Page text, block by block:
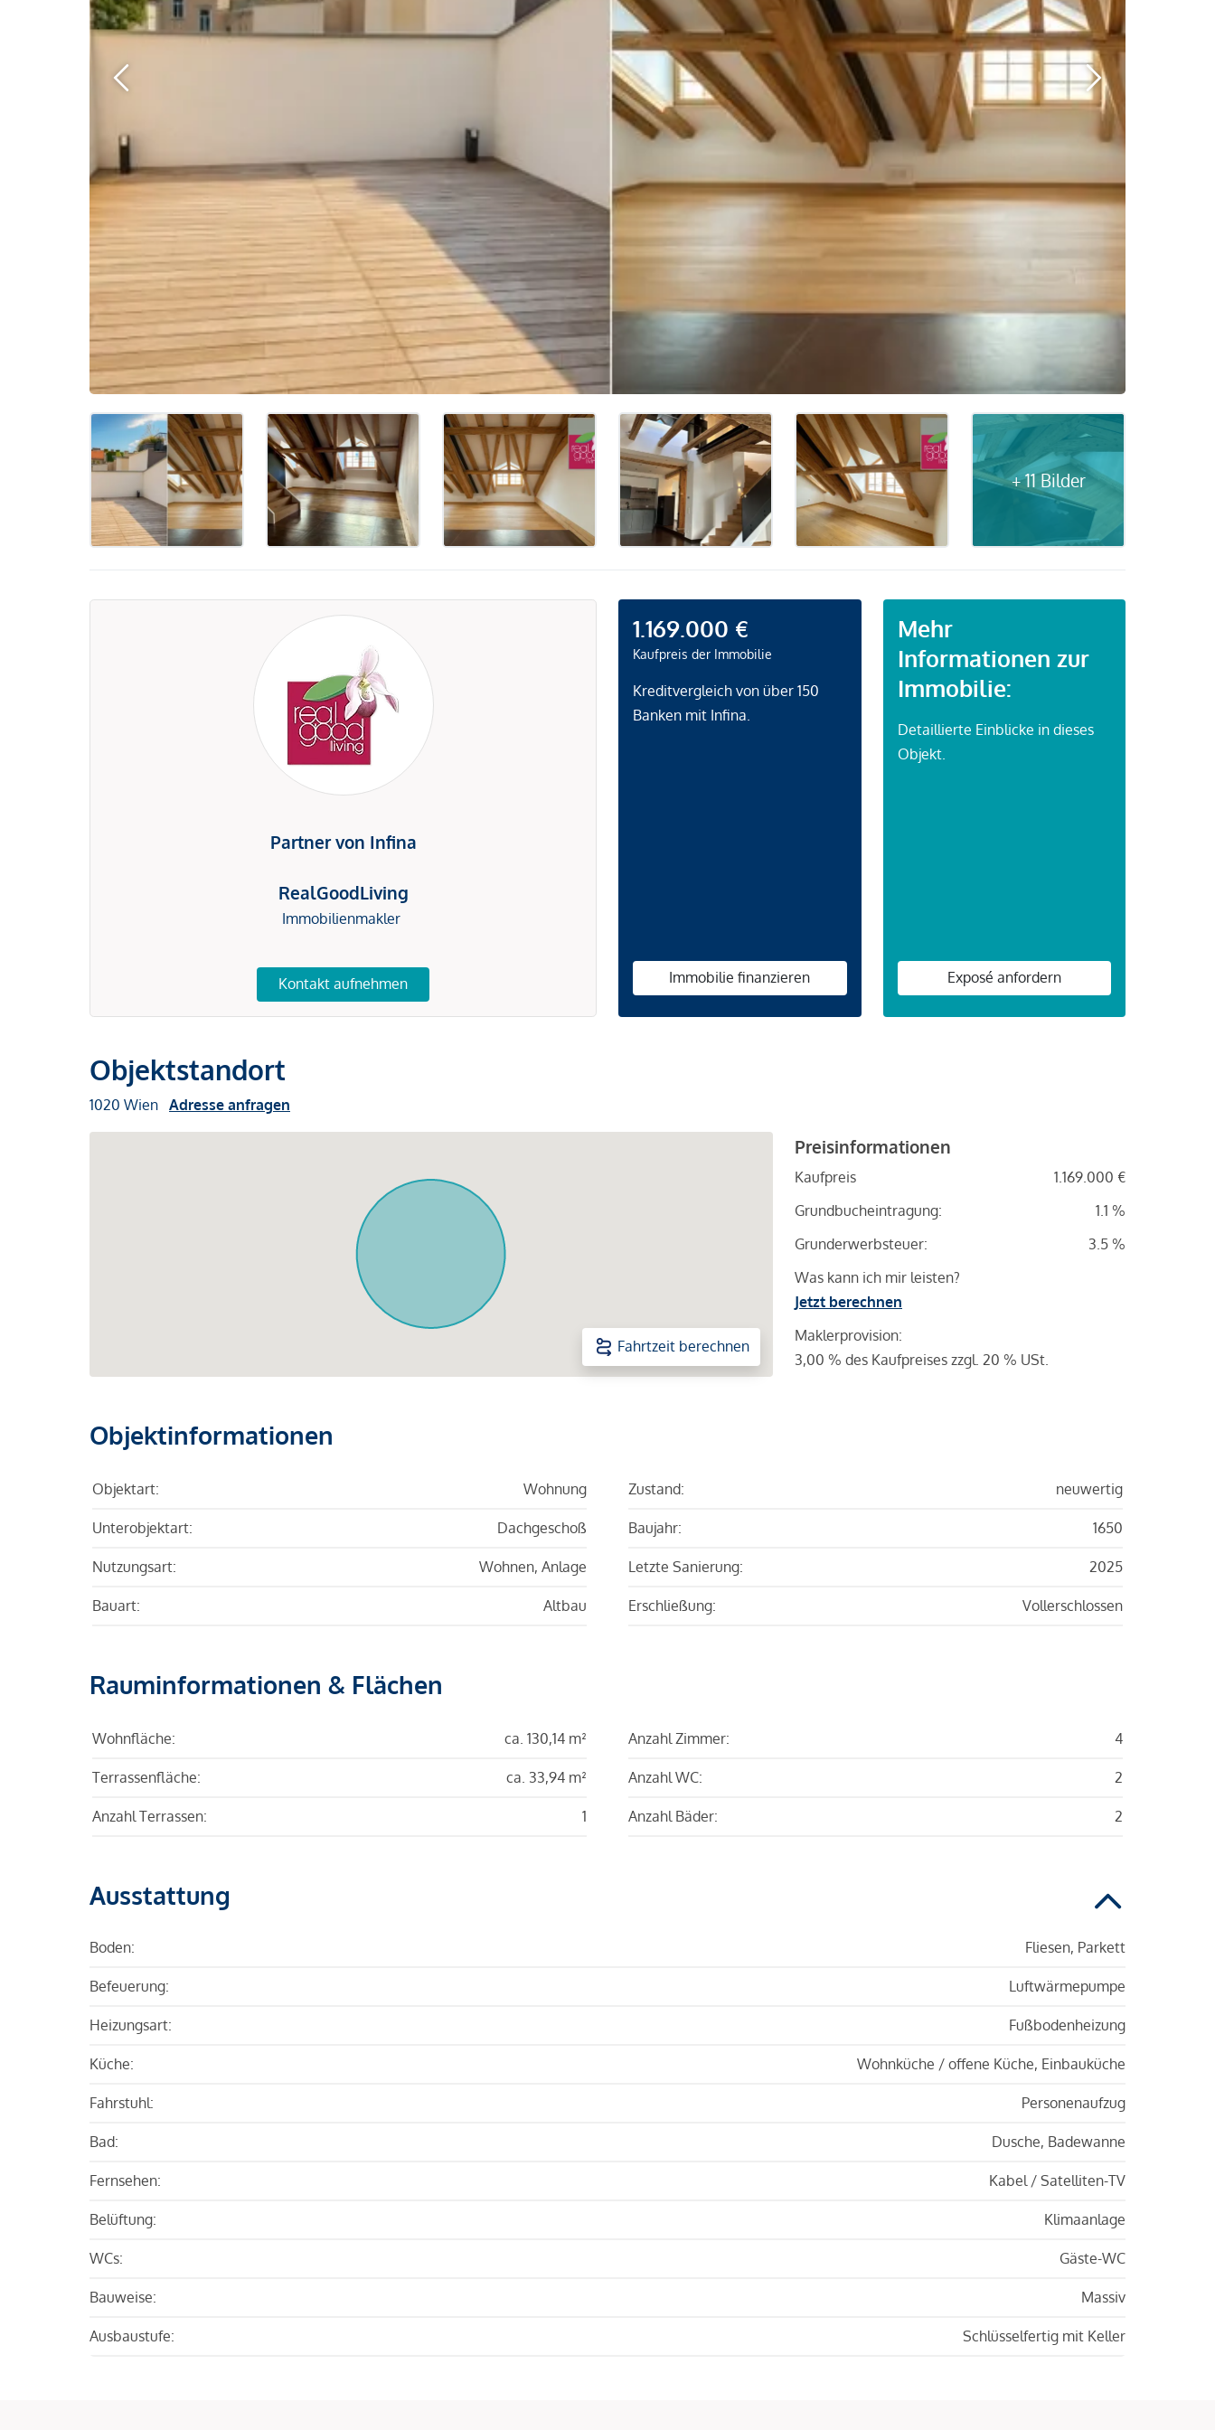
+ 11 Bilder
Partner von Infina
RealGoodLiving
Immobilienmakler
Kontakt aufnehmen
1.169.000 €
Kaufpreis der Immobilie
Kreditvergleich von über 150
Banken mit Infina.
Immobilie finanzieren
Mehr
Informationen zur
Immobilie:
Detaillierte Einblicke in dieses
Objekt.
Exposé anfordern
Objektstandort
1020 Wien Adresse anfragen
Fahrtzeit berechnen
Preisinformationen
Kaufpreis
1.169.000 €
Grundbucheintragung:
1.1 %
Grunderwerbsteuer:
3.5 %
Was kann ich mir leisten?
Jetzt berechnen
Maklerprovision:
3,00 % des Kaufpreises zzgl. 20 % USt.
Objektinformationen
Objektart: Wohnung
Unterobjektart: Dachgeschoß
Nutzungsart: Wohnen, Anlage
Bauart: Altbau
Zustand: neuwertig
Baujahr: 1650
Letzte Sanierung: 2025
Erschließung: Vollerschlossen
Rauminformationen & Flächen
Wohnfläche: ca. 130,14 m²
Terrassenfläche: ca. 33,94 m²
Anzahl Terrassen: 1
Anzahl Zimmer: 4
Anzahl WC: 2
Anzahl Bäder: 2
Ausstattung
Boden: Fliesen, Parkett
Befeuerung: Luftwärmepumpe
Heizungsart: Fußbodenheizung
Küche: Wohnküche / offene Küche, Einbauküche
Fahrstuhl: Personenaufzug
Bad: Dusche, Badewanne
Fernsehen: Kabel / Satelliten-TV
Belüftung: Klimaanlage
WCs: Gäste-WC
Bauweise: Massiv
Ausbaustufe: Schlüsselfertig mit Keller